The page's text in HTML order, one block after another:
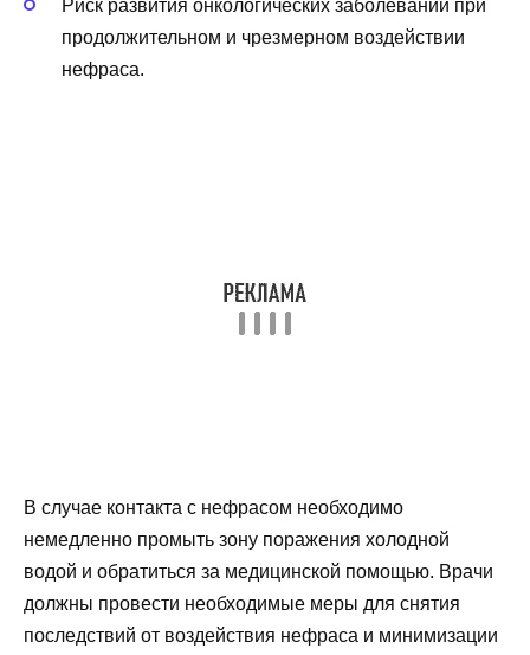
Риск развития онкологических заболеваний при
продолжительном и чрезмерном воздействии
нефраса.
В случае контакта с нефрасом необходимо
немедленно промыть зону поражения холодной
водой и обратиться за медицинской помощью. Врачи
должны провести необходимые меры для снятия
последствий от воздействия нефраса и минимизации